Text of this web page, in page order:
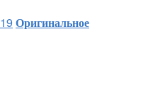
Оригинальное